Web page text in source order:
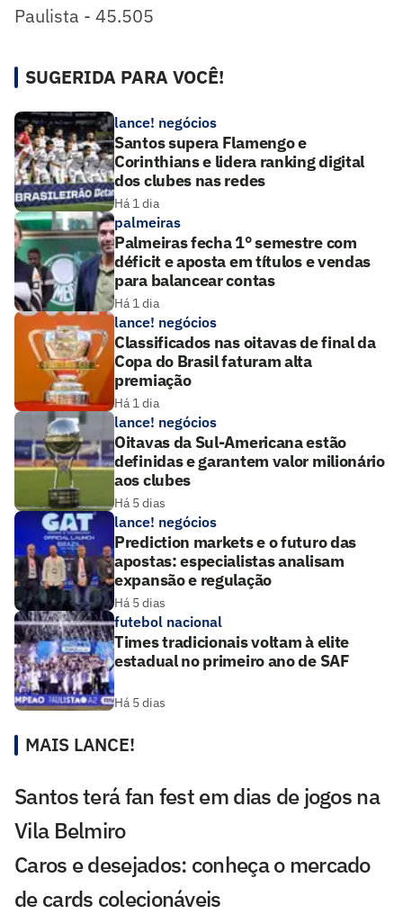
Paulista - 45.505
SUGERIDA PARA VOCÊ!
lance! negócios
Santos supera Flamengo e
Corinthians e lidera ranking digital
dos clubes nas redes
Há 1 dia
palmeiras
Palmeiras fecha 1° semestre com
déficit e aposta em títulos e vendas
para balancear contas
Há 1 dia
lance! negócios
Classificados nas oitavas de final da
Copa do Brasil faturam alta
premiação
Há 1 dia
lance! negócios
Oitavas da Sul-Americana estão
definidas e garantem valor milionário
aos clubes
Há 5 dias
lance! negócios
Prediction markets e o futuro das
apostas: especialistas analisam
expansão e regulação
Há 5 dias
futebol nacional
Times tradicionais voltam à elite
estadual no primeiro ano de SAF
Há 5 dias
MAIS LANCE!
Santos terá fan fest em dias de jogos na
Vila Belmiro
Caros e desejados: conheça o mercado
de cards colecionáveis